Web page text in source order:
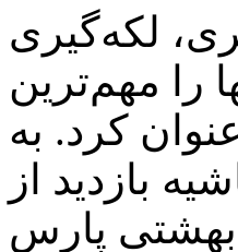
لکه‌گیری
را مهم‌ترین
کرد. به
بازدید از